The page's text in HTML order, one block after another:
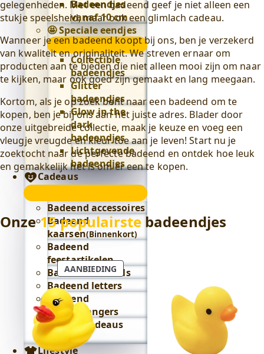
Badeendjes
vanaf 10 cm
🤩 Speciale eendjes
🤩
Speciale
eendjes
submenu
Collectible
badeendjes
Glitter
badeendjes
Glow in the
dark
badeendjes
Lichtgevende
badeendjes
Cadeaus
submenu
Badeend accessoires
Badeend
kaarsen(Binnenkort)
Badeend
feestartikelen
Badeend knuffels
Badeend letters
Badeend
sleutelhangers
Alles in cadeaus
bekijken
Lifestyle
gelegenheden. Met een badeend geef je niet alleen een
stukje speelsheid, maar ook een glimlach cadeau.
Wanneer je een badeend koopt bij ons, ben je verzekerd
van kwaliteit en originaliteit. We streven ernaar om
producten aan te bieden die niet alleen mooi zijn om naar
te kijken, maar ook goed zijn gemaakt en lang meegaan.
Kortom, als je op zoek bent naar een badeend om te
kopen, ben je bij ons aan het juiste adres. Blader door
onze uitgebreide collectie, maak je keuze en voeg een
vleugje vreugde en kleur toe aan je leven! Start nu je
zoektocht naar de perfecte badeend en ontdek hoe leuk
en gemakkelijk het is om er een te kopen.
Onze15 populairstebadeendjes
AANBIEDING PRODUCT
IN
DE